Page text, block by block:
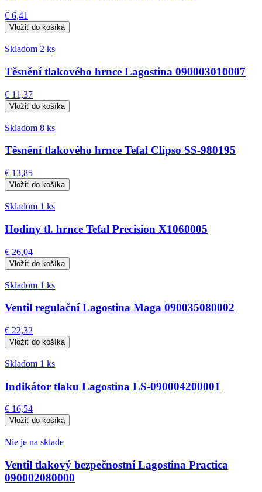
€ 6,41
Skladom 2 ks
Těsnění tlakového hrnce Lagostina 090003010007
€ 11,37
Skladom 8 ks
Těsnění tlakového hrnce Tefal Clipso SS-980195
€ 13,85
Skladom 1 ks
Hodiny tl. hrnce Tefal Precision X1060005
€ 26,04
Skladom 1 ks
Ventil regulační Lagostina Maga 090035080002
€ 22,32
Skladom 1 ks
Indikátor tlaku Lagostina LS-090004200001
€ 16,54
Nie je na sklade
Ventil tlakový bezpečnostní Lagostina Practica
090002080000